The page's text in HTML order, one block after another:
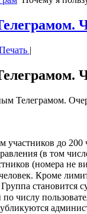
|
Телеграмом.
участников до
(в том
(номера
Кроме
становится
числу